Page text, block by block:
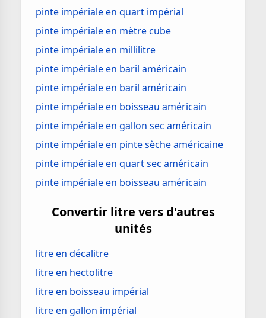
pinte impériale en quart impérial
pinte impériale en mètre cube
pinte impériale en millilitre
pinte impériale en baril américain
pinte impériale en baril américain
pinte impériale en boisseau américain
pinte impériale en gallon sec américain
pinte impériale en pinte sèche américaine
pinte impériale en quart sec américain
pinte impériale en boisseau américain
Convertir litre vers d'autres
unités
litre en décalitre
litre en hectolitre
litre en boisseau impérial
litre en gallon impérial